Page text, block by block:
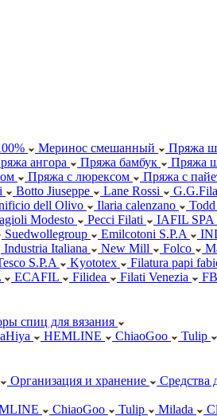
Меринос смешанный Пряжа
ангора Пряжа бамбук Пряжа
Пряжа с люрексом Пряжа с
Botto Jiuseppe Lane Rossi
dell Olivo Ilaria calenzano
Modesto Pecci Filati IAFIL SPA
Suedwollegroup Emilcotoni S.P.A
Industria Italiana New Mill Folco
S.P.A Kyototex Filatura papi
ECAFIL Filidea Filati Venezia
спиц для вязания
HEMLINE ChiaoGoo Tulip
Организация и хранение Средства
ChiaoGoo Tulip Milada